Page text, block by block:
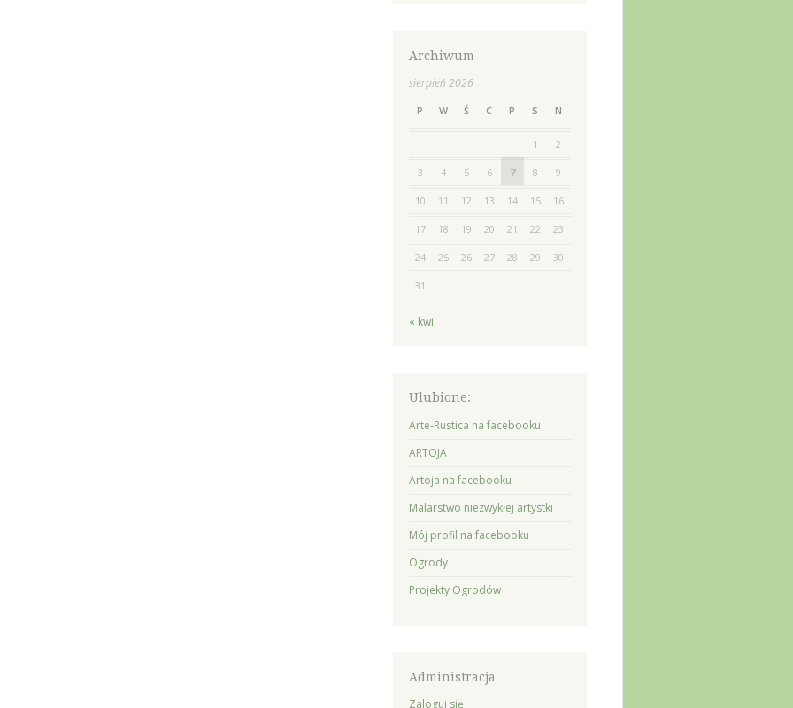
Archiwum
sierpień 2026
P W Ś C P S N
1 2
3 4 5 6 7 8 9
10 11 12 13 14 15 16
17 18 19 20 21 22 23
24 25 26 27 28 29 30
31
« kwi
Ulubione:
Arte-Rustica na facebooku
ARTOJA
Artoja na facebooku
Malarstwo niezwykłej artystki
Mój profil na facebooku
Ogrody
Projekty Ogrodów
Administracja
Zaloguj się